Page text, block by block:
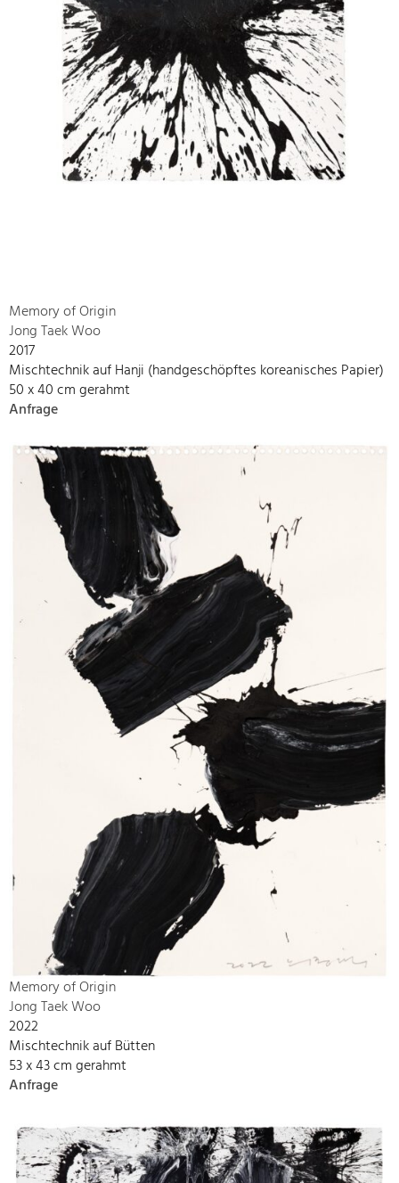
Memory of Origin
Jong Taek Woo
2017
Mischtechnik auf Hanji (handgeschöpftes koreanisches Papier)
50 x 40 cm gerahmt
Anfrage
Memory of Origin
Jong Taek Woo
2022
Mischtechnik auf Bütten
53 x 43 cm gerahmt
Anfrage